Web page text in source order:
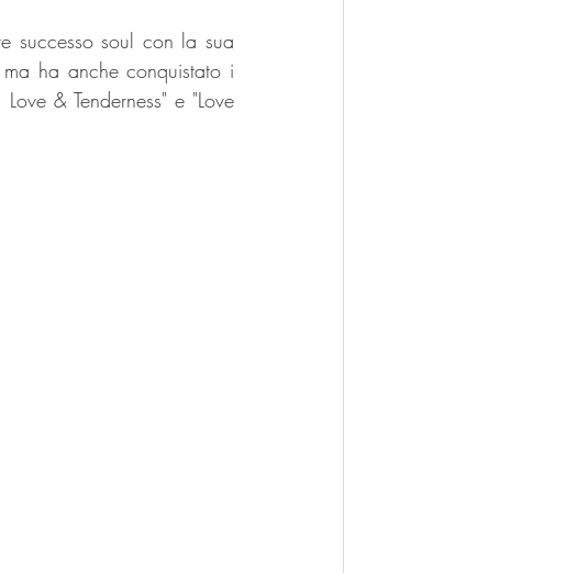
successo soul con la sua
ha anche conquistato i
& Tenderness" e "Love